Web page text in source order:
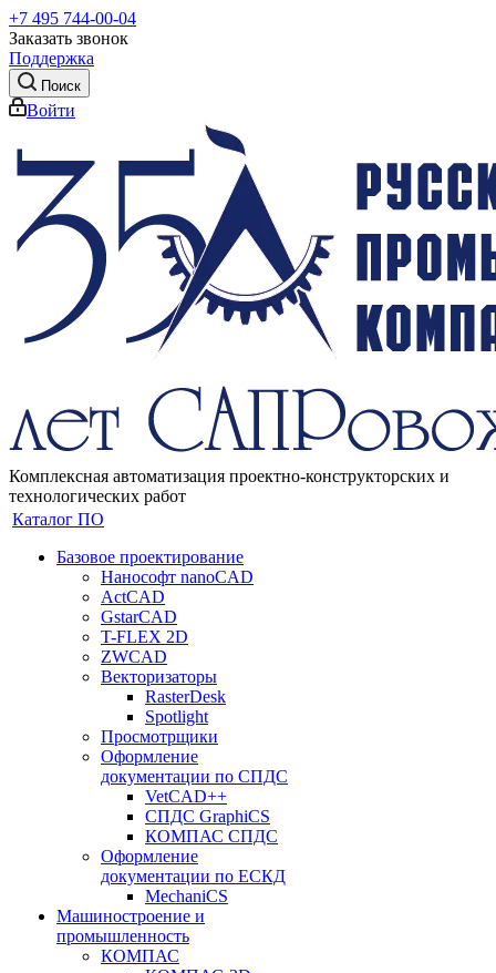
+7 495 744-00-04
Заказать звонок
Поддержка
Поиск
Войти
Комплексная автоматизация проектно-конструкторских и
технологических работ
Каталог ПО
Базовое проектирование
Нанософт nanoCAD
ActCAD
GstarCAD
T-FLEX 2D
ZWCAD
Векторизаторы
RasterDesk
Spotlight
Просмотрщики
Оформление
документации по СПДС
VetCAD++
СПДС GraphiCS
КОМПАС СПДС
Оформление
документации по ЕСКД
MechaniCS
Машиностроение и
промышленность
КОМПАС